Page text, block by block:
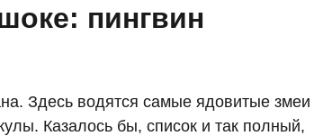
пингвин
Здесь водятся самые ядовитые змеи
Казалось бы, список и так полный,